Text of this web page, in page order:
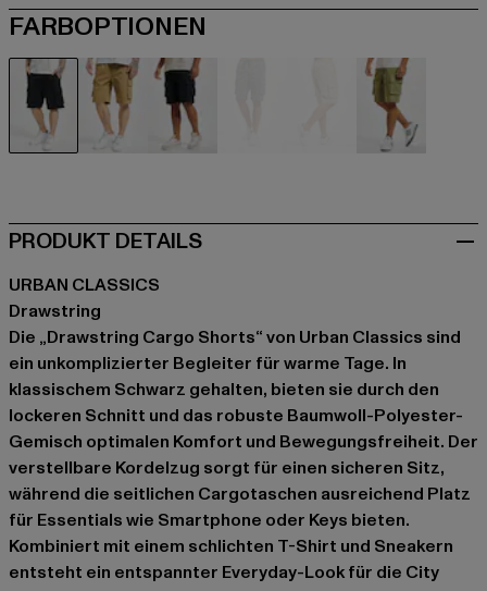
FARBOPTIONEN
PRODUKT DETAILS
URBAN CLASSICS
Drawstring
Die „Drawstring Cargo Shorts“ von Urban Classics sind
ein unkomplizierter Begleiter für warme Tage. In
klassischem Schwarz gehalten, bieten sie durch den
lockeren Schnitt und das robuste Baumwoll-Polyester-
Gemisch optimalen Komfort und Bewegungsfreiheit. Der
verstellbare Kordelzug sorgt für einen sicheren Sitz,
während die seitlichen Cargotaschen ausreichend Platz
für Essentials wie Smartphone oder Keys bieten.
Kombiniert mit einem schlichten T-Shirt und Sneakern
entsteht ein entspannter Everyday-Look für die City